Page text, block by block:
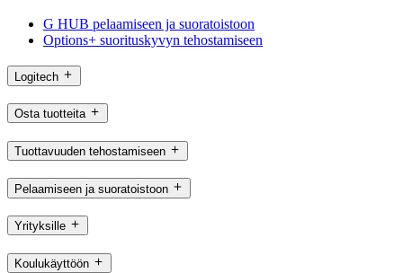
G HUB pelaamiseen ja suoratoistoon
Options+ suorituskyvyn tehostamiseen
Logitech
Osta tuotteita
Tuottavuuden tehostamiseen
Pelaamiseen ja suoratoistoon
Yrityksille
Koulukäyttöön